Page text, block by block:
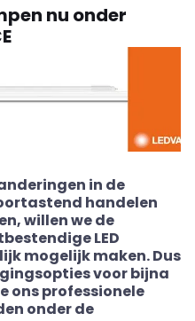
nu onder
in de
handelen
willen we de
LED
mogelijk maken. Dus
voor bijna
ons professionele
onder de